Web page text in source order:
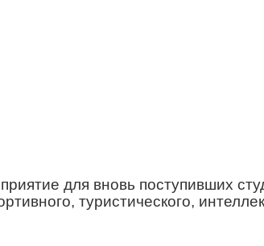
для вновь поступивших
туристического,